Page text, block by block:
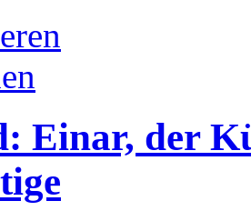
Einar, der